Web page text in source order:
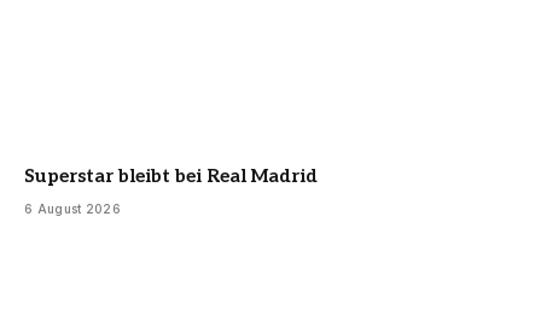
Superstar bleibt bei Real Madrid
6 August 2026